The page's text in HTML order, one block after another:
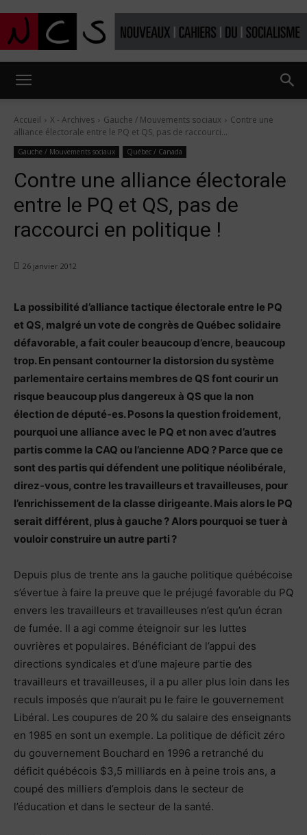
du
Accueil X - Archives Gauche / Mouvements sociaux
Contre une
alliance électorale entre le PQ et QS, pas de raccourci...
Gauche / Mouvements sociaux Québec / Canada
Contre une alliance électorale
entre le PQ et QS, pas de
raccourci en politique !
26 janvier 2012
La possibilité d’alliance tactique électorale entre le PQ
et QS, malgré un vote de congrès de Québec solidaire
défavorable, a fait couler beaucoup d’encre, beaucoup
trop. En pensant contourner la distorsion du système
parlementaire certains membres de QS font courir un
risque beaucoup plus dangereux à QS que la non
élection de député-es. Posons la question froidement,
pourquoi une alliance avec le PQ et non avec d’autres
partis comme la CAQ ou l’ancienne ADQ ? Parce que ce
sont des partis qui défendent une politique néolibérale,
direz-vous, contre les travailleurs et travailleuses, pour
l’enrichissement de la classe dirigeante. Mais alors le PQ
serait différent, plus à gauche ? Alors pourquoi se tuer à
vouloir construire un autre parti ?
Depuis plus de trente ans la gauche politique québécoise
s’évertue à faire la preuve que le préjugé favorable du PQ
envers les travailleurs et travailleuses n’est qu’un écran
de fumée. Il a agi comme éteignoir sur les luttes
ouvrières et populaires. Bénéficiant de l’appui des
directions syndicales et d’une majeure partie des
travailleurs et travailleuses, il a pu aller plus loin dans les
reculs imposés que n’aurait pu le faire le gouvernement
Libéral. Les coupures de 20 % du salaire des enseignants
en 1985 en sont un exemple. La politique de déficit zéro
du gouvernement Bouchard en 1996 a retranché du
déficit québécois $3,5 milliards en à peine trois ans, a
coupé des milliers d’emplois dans le secteur de
l’éducation et dans le secteur de la santé.